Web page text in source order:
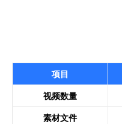
项目
视频数量
素材文件